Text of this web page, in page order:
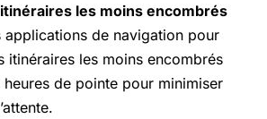
les moins encombrés
applications de navigation pour
itinéraires les moins encombrés
de pointe pour minimiser